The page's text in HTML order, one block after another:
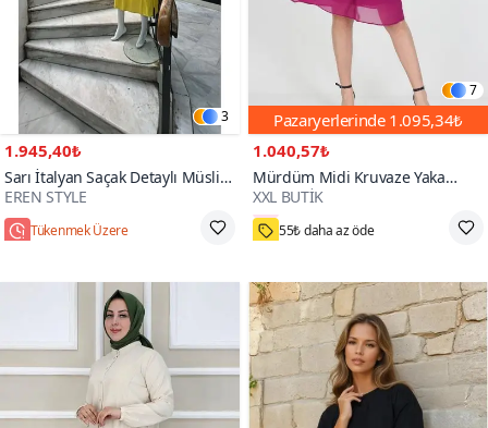
3
1.945,40₺
Sarı İtalyan Saçak Detaylı Müslin
Keteni Yırtmaçlı Bluz Elbise İkili
Takım
EREN STYLE
Tükenmek Üzere
7
Pazaryerlerinde 1.095,34₺
1.040,57₺
Mürdüm Midi Kruvaze Yaka
Bağlama Detaylı Şifon Elbise
XXL BUTİK
3000+
55₺ daha az öde